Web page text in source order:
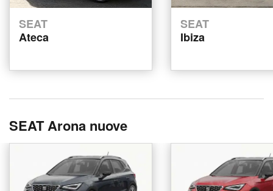
SEAT
Ateca
SEAT
Ibiza
SEAT Arona nuove